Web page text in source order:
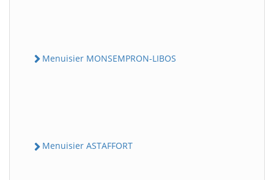
Menuisier MONSEMPRON-LIBOS
Menuisier ASTAFFORT